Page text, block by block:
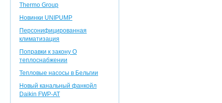
Thermo Group
Новинки UNIPUMP
Персонифицированная
климатизация
Поправки к закону О
теплоснабжении
Тепловые насосы в Бельгии
Новый канальный фанкойл
Daikin FWP-AT